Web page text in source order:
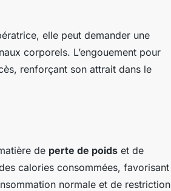
elle peut demander une
corporels. L’engouement pour
renforçant son attrait dans le
de perte de poids et de
calories consommées, favorisant
normale et de restriction